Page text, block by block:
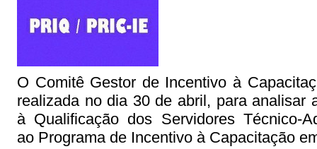
O Comitê Gestor de Incentivo à
realizada no dia 30 de abril, para analisar
à Qualificação dos Servidores Técnico-
ao Programa de Incentivo à Capacitação